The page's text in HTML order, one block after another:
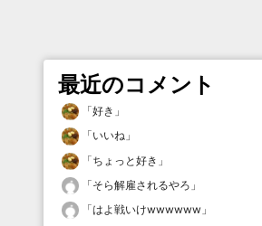
最近のコメント
「好き 」
「いいね 」
「ちょっと好き 」
「そら解雇されるやろ 」
「はよ戦いけwwwwww 」